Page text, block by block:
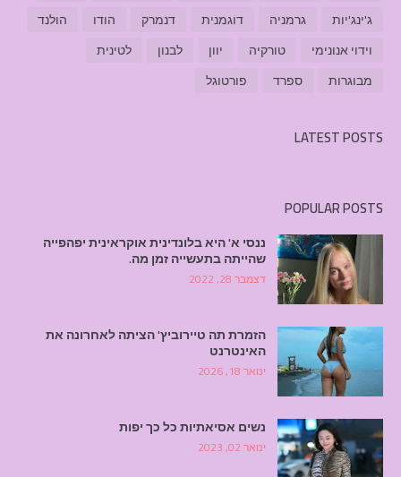
ג'ינג'יות
גרמניה דוגמנית דנמרק הודו
הולנד
וידוי אנונימי
טורקיה יוון לבנון
לטינית
מבוגרות
ספרד פורטוגל
LATEST POSTS
POPULAR POSTS
ננסי א' היא בלונדינית אוקראינית יפהפייה
שהייתה בתעשייה זמן מה.
דצמבר 28, 2022
הזמרת תה טיירוביץ' הציתה לאחרונה את
האינטרנט
ינואר 18, 2026
נשים אסיאתיות כל כך יפות
ינואר 02, 2023